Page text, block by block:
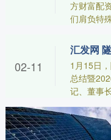
方财富配
们肩负特
1月15日
总结暨
记、董事
02-11